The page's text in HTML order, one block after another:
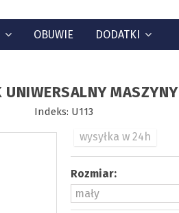
OBUWIE DODATKI
UNIWERSALNY MASZYNY
Indeks: U113
wysyłka w 24h
Rozmiar: